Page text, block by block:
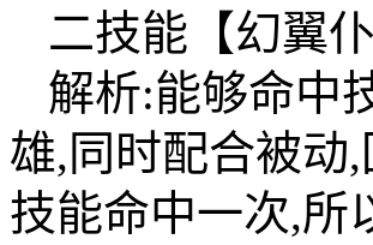
二技能【幻翼仆
解析:能够命中
雄,同时配合被动
技能命中一次,所